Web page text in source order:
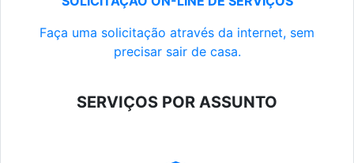
Faça uma solicitação através da internet, sem
precisar sair de casa.
SERVIÇOS POR ASSUNTO